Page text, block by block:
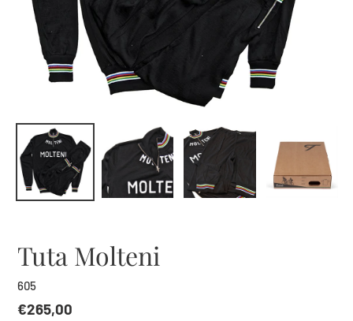
Tuta Molteni
605
Prezzo
€265,00